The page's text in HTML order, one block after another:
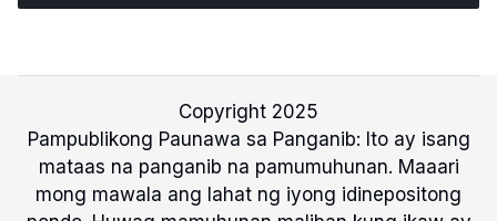
Copyright 2025
Pampublikong Paunawa sa Panganib: Ito ay isang
mataas na panganib na pamumuhunan. Maaari
mong mawala ang lahat ng iyong idinepositong